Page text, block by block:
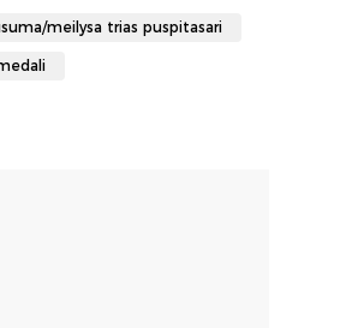
meilysa trias puspitasari